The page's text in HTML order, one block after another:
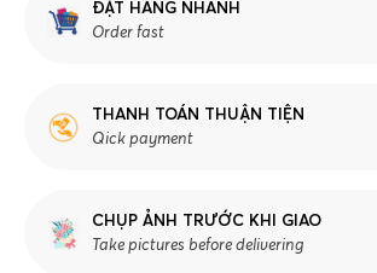
ĐẶT HÀNG NHANH
Order fast
THANH TOÁN THUẬN TIỆN
Qick payment
CHỤP ẢNH TRƯỚC KHI GIAO
Take pictures before delivering